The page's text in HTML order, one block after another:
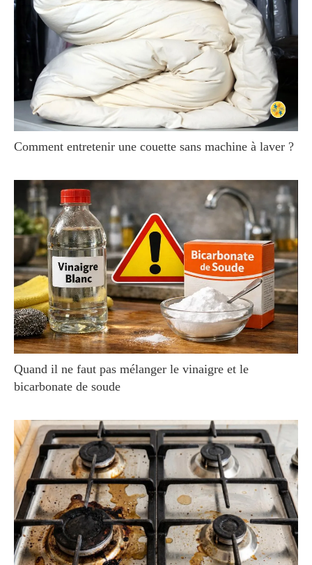
Comment entretenir une couette sans machine à laver ?
Quand il ne faut pas mélanger le vinaigre et le
bicarbonate de soude